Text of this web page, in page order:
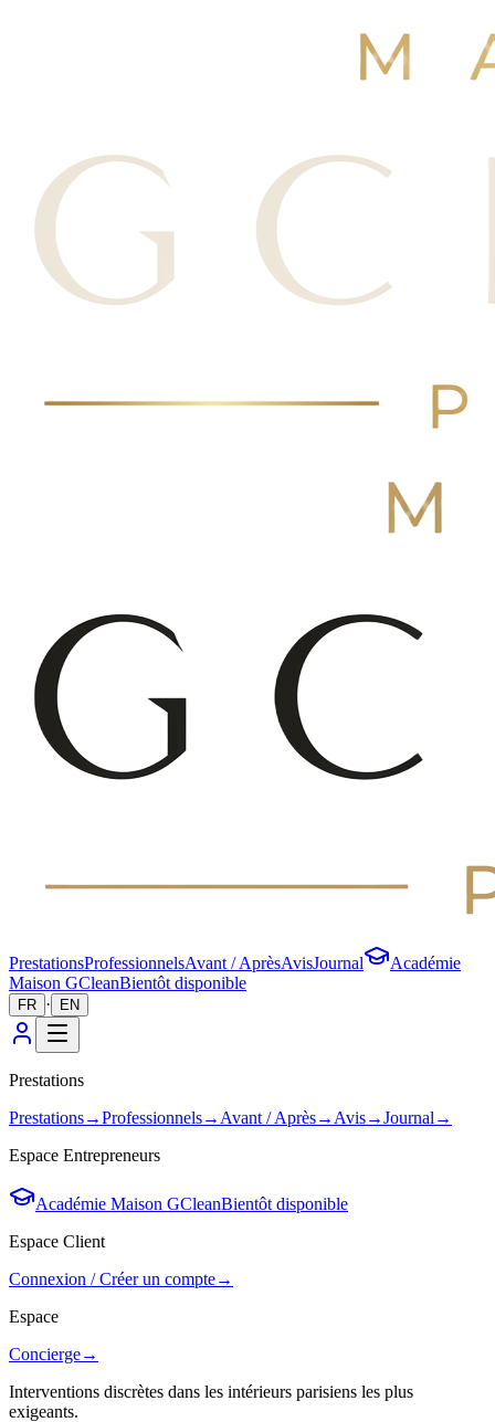
PrestationsProfessionnelsAvant / AprèsAvisJournal
Académie
Maison GCleanBientôt disponible
FR · EN
Prestations
Prestations→Professionnels→ Avant / Après→ Avis→Journal →
Espace Entrepreneurs
Académie Maison GCleanBientôt disponible
Espace Client
Connexion / Créer un compte→
Espace
Concierge→
Interventions discrètes dans les intérieurs parisiens les plus
exigeants.